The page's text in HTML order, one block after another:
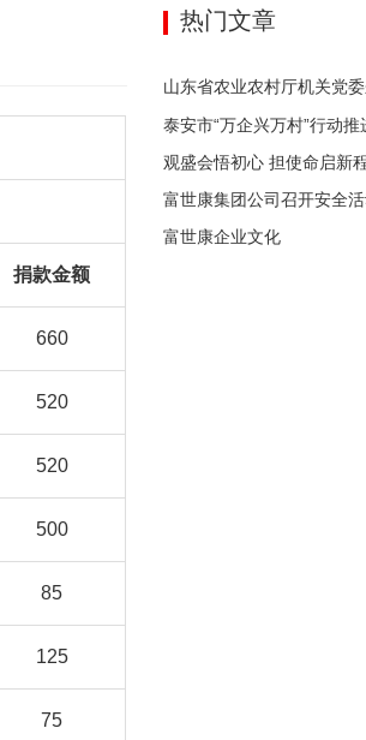
捐款金额
660
520
520
500
85
125
75
热门文章
富世康企业文化